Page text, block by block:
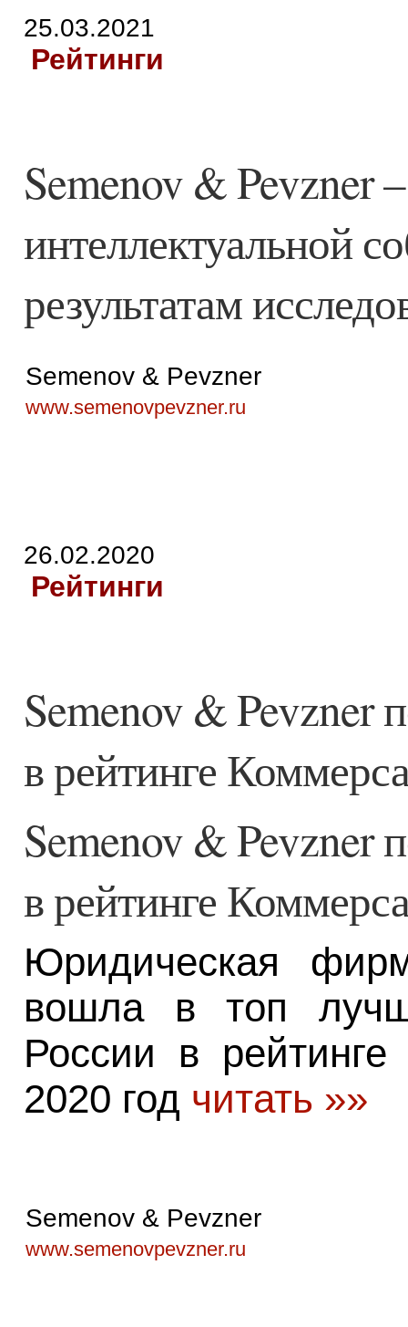
25.03.2021
Рейтинги
Semenov & Pevzner
интеллектуальной
результатам
Semenov & Pevzner
www.semenovpevzner.ru
26.02.2020
Рейтинги
Semenov & Pevzner
в рейтинге
Semenov & Pevzner
в рейтинге
Юридическая
вошла в топ
России в
2020 год читать »»
Semenov & Pevzner
www.semenovpevzner.ru